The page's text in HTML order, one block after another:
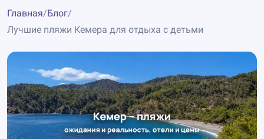
Главная/Блог/
Лучшие пляжи Кемера для отдыха с детьми